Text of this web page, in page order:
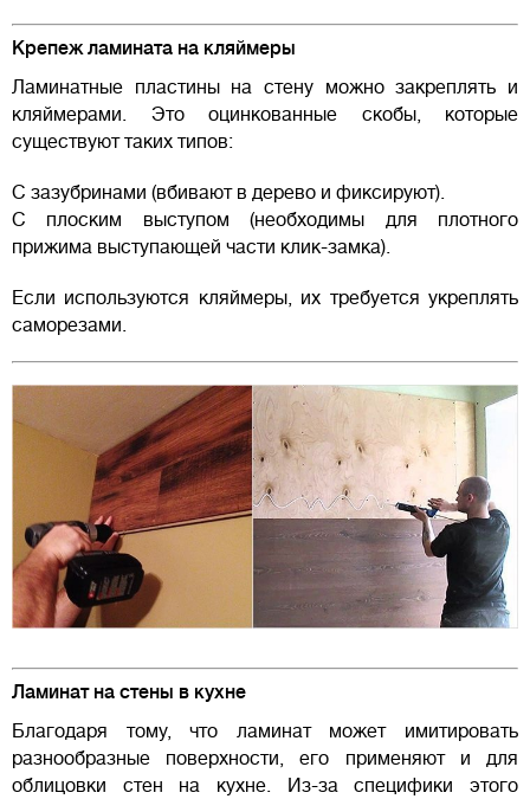
Крепеж ламината на кляймеры
Ламинатные пластины на стену можно закреплять и
кляймерами. Это оцинкованные скобы, которые
существуют таких типов:
С зазубринами (вбивают в дерево и фиксируют).
С плоским выступом (необходимы для плотного
прижима выступающей части клик-замка).
Если используются кляймеры, их требуется укреплять
саморезами.
Ламинат на стены в кухне
Благодаря тому, что ламинат может имитировать
разнообразные поверхности, его применяют и для
облицовки стен на кухне. Из-за специфики этого